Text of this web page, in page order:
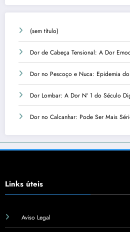
(sem título)
Dor de Cabeça Tensional: A Dor
Dor no Pescoço e Nuca: Epidemia
Dor Lombar: A Dor Nº 1 do Século
Dor no Calcanhar: Pode Ser Mais
Links úteis
Aviso Legal